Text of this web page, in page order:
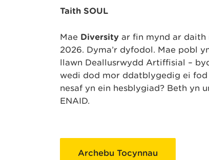
Taith SOUL
Mae Diversity ar fin mynd ar daith
2026. Dyma’r dyfodol. Mae pobl
llawn Deallusrwydd Artiffisial –
wedi dod mor ddatblygedig ei
nesaf yn ein hesblygiad? Beth yn
ENAID.
Archebu Tocynnau